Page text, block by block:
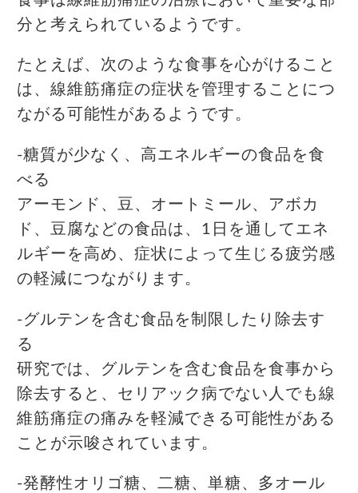
分と考えられているようです。
たとえば、次のような食事を心がけること
は、線維筋痛症の症状を管理することにつ
ながる可能性があるようです。
-糖質が少なく、高エネルギーの食品を食
べる
アーモンド、豆、オートミール、アボカ
ド、豆腐などの食品は、1日を通してエネ
ルギーを高め、症状によって生じる疲労感
の軽減につながります。
-グルテンを含む食品を制限したり除去す
る
研究では、グルテンを含む食品を食事から
除去すると、セリアック病でない人でも線
維筋痛症の痛みを軽減できる可能性がある
ことが示唆されています。
-発酵性オリゴ糖、二糖、単糖、多オール